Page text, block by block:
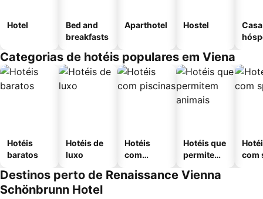
Hotel
Bed and
breakfasts
Aparthotel Hostel
Categorias de hotéis populares em Viena
Hotéis
baratos
Hotéis de
luxo
Hotéis
com
Hotéis que
permitem
com
Destinos perto de Renaissance Vienna
Schönbrunn Hotel